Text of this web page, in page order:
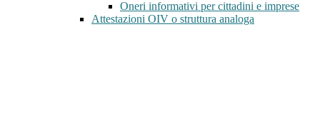
Oneri informativi per cittadini e imprese
Attestazioni OIV o struttura analoga